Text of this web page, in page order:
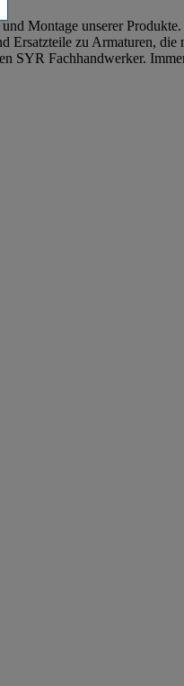
Montage unserer
Ersatzteile zu Armaturen, die
SYR Fachhandwerker.